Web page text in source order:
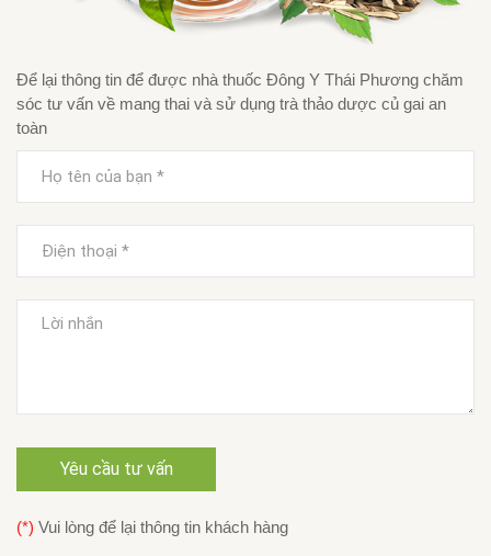
Để lại thông tin để được nhà thuốc Đông Y Thái Phương chăm
sóc tư vấn về mang thai và sử dụng trà thảo dược củ gai an
toàn
Yêu cầu tư vấn
(*) Vui lòng để lại thông tin khách hàng